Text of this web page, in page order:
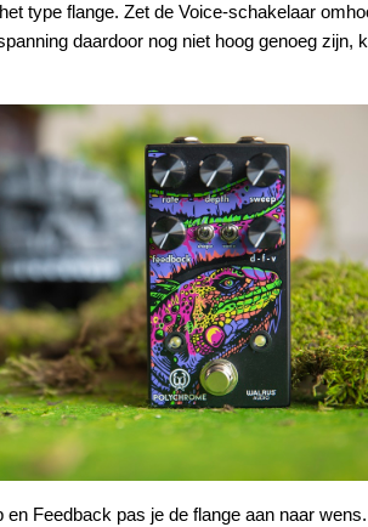
type flange. Zet de Voice-schakelaar
daardoor nog niet hoog genoeg zijn,
Feedback pas je de flange aan naar